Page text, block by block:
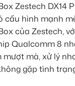
Zestech DX14
cấu hình mạnh
của Zestech,
Qualcomm 8
mượt mà, xử lý
gặp tình